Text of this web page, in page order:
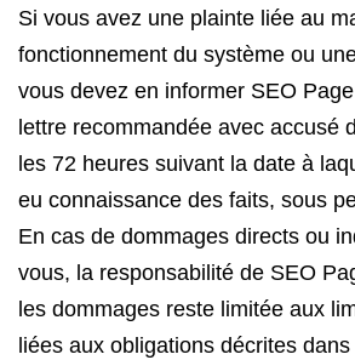
Si vous avez une plainte liée au
fonctionnement du système ou
vous devez en informer SEO
lettre recommandée avec accusé
les 72 heures suivant la date à
eu connaissance des faits, sous
En cas de dommages directs ou
vous, la responsabilité de SEO
les dommages reste limitée aux
liées aux obligations décrites